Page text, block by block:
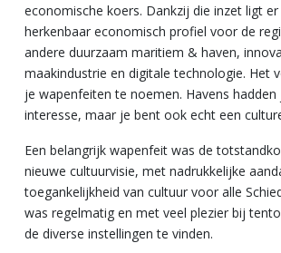
economische koers. Dankzij die inzet ligt er
herkenbaar economisch profiel voor de
andere duurzaam maritiem & haven,
maakindustrie en digitale technologie. Het
je wapenfeiten te noemen. Havens
interesse, maar je bent ook echt een
Een belangrijk wapenfeit was de
nieuwe cultuurvisie, met nadrukkelijke
toegankelijkheid van cultuur voor alle
was regelmatig en met veel plezier bij
de diverse instellingen te vinden.